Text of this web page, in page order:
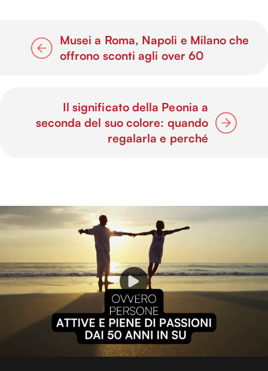
Musei a Roma, Napoli e Milano che
offrono sconti agli over 60
Il significato della Peonia a
seconda del suo colore: quando
regalarla e perché
P
l
o